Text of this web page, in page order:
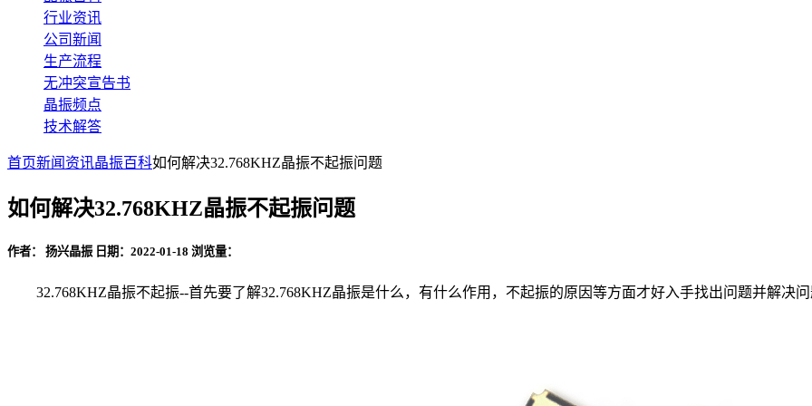
行业资讯
公司新闻
生产流程
无冲突宣告书
晶振频点
技术解答
首页新闻资讯晶振百科如何解决32.768KHZ晶振不起振问题
如何解决32.768KHZ晶振不起振问题
作者： 扬兴晶振 日期：2022-01-18 浏览量：
32.768KHZ晶振不起振--首先要了解32.768KHZ晶振是什么，有什么作用，不起振的原因等方面才好入手找出问题并解决